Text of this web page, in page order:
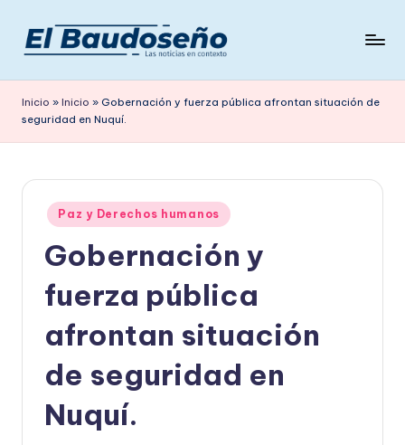
Saltar
contenido
e
ri
d
en
Inicio » Inicio » Gobernación y fuerza pública afrontan situación de
seguridad en Nuquí.
Publicado
en
Paz y Derechos humanos
Gobernación y
fuerza pública
afrontan situación
de seguridad en
Nuquí.